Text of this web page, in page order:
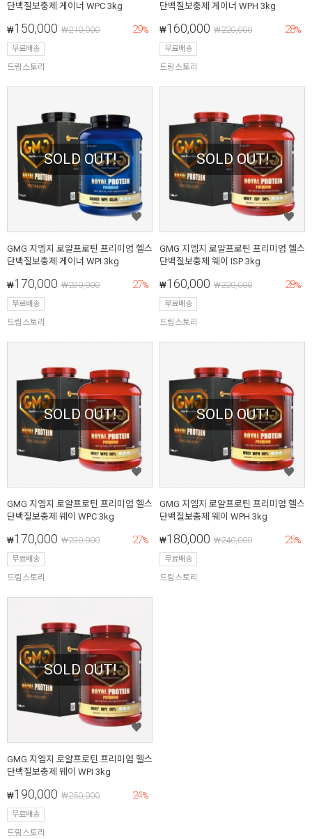
단백질보충제 게이너 WPC 3kg
₩150,000 ₩210,000 29%
무료배송
드림스토리
단백질보충제 게이너 WPH 3kg
₩160,000 ₩220,000 28%
무료배송
드림스토리
SOLD OUT!
GMG 지엠지 로얄프로틴 프리미엄 헬스
단백질보충제 게이너 WPI 3kg
₩170,000 ₩230,000 27%
무료배송
드림스토리
SOLD OUT!
GMG 지엠지 로얄프로틴 프리미엄 헬스
단백질보충제 웨이 ISP 3kg
₩160,000 ₩220,000 28%
무료배송
드림스토리
SOLD OUT!
GMG 지엠지 로얄프로틴 프리미엄 헬스
단백질보충제 웨이 WPC 3kg
₩170,000 ₩230,000 27%
무료배송
드림스토리
SOLD OUT!
GMG 지엠지 로얄프로틴 프리미엄 헬스
단백질보충제 웨이 WPH 3kg
₩180,000 ₩240,000 25%
무료배송
드림스토리
SOLD OUT!
GMG 지엠지 로얄프로틴 프리미엄 헬스
단백질보충제 웨이 WPI 3kg
₩190,000 ₩250,000 24%
무료배송
드림스토리